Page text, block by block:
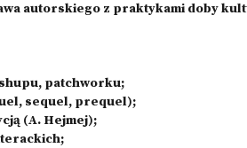
autorskiego z praktykami doby
patchworku;
sequel, prequel);
(A. Hejmej);